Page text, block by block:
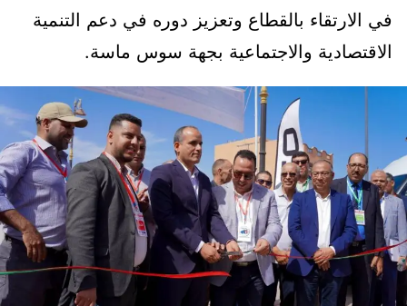
في الارتقاء بالقطاع وتعزيز دوره في دعم التنمية
الاقتصادية والاجتماعية بجهة سوس ماسة.